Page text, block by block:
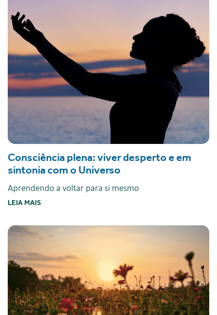
Consciência plena: viver desperto e em
sintonia com o Universo
Aprendendo a voltar para si mesmo
LEIA MAIS